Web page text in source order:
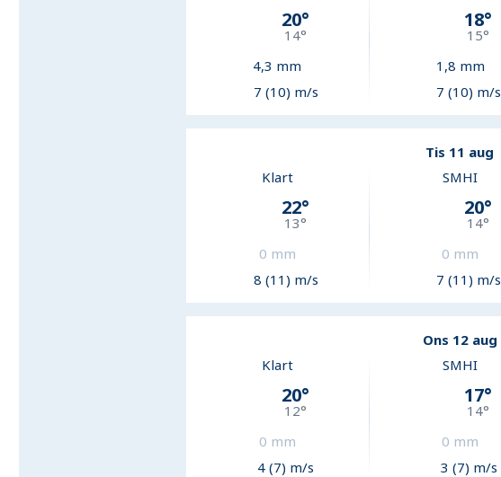
20°
14°
4,3 mm
7 (10) m/s
18°
15°
1,8 mm
7 (10) m/s
Tis 11 aug
Klart
22°
13°
0 mm
8 (11) m/s
SMHI
20°
14°
0 mm
7 (11) m/s
Ons 12 aug
Klart
20°
12°
0 mm
4 (7) m/s
SMHI
17°
14°
0 mm
3 (7) m/s